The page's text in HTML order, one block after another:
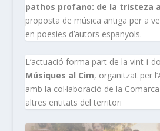
pathos profano: de la tristeza
proposta de música antiga per a
en poesies d’autors espanyols.
L’actuació forma part de la vint-i-
Músiques al Cim, organitzat per
amb la col·laboració de la
altres entitats del territori